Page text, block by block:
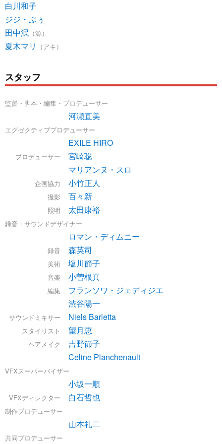
白川和子
ジジ・ぶぅ
田中泯 （源）
夏木マリ （アキ）
スタッフ
監督・脚本・編集・プロデューサー
河瀬直美
エグゼクティブプロデューサー
EXILE HIRO
プロデューサー
宮崎聡
マリアンヌ・スロ
企画協力 小竹正人
撮影 百々新
照明 太田康裕
録音・サウンドデザイナー
ロマン・ディムニー
録音 森英司
美術 塩川節子
音楽 小曽根真
編集
フランソワ・ジェディジエ
渋谷陽一
サウンドミキサー Niels Barletta
スタイリスト 望月恵
ヘアメイク
吉野節子
Celine Planchenault
VFXスーパーバイザー
小坂一順
VFXディレクター 白石哲也
制作プロデューサー
山本礼二
共同プロデューサー